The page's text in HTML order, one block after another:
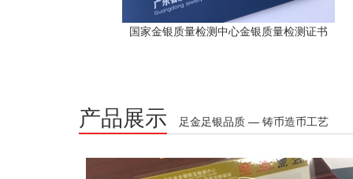
国家金银质量检测中心金银质量检测证书
产品展示 足金足银品质 — 铸币造币工艺